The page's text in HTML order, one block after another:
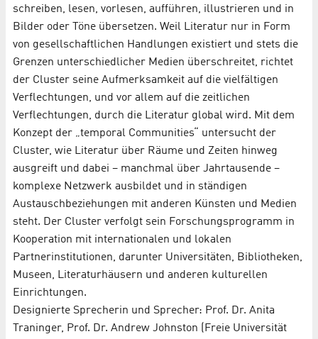
schreiben, lesen, vorlesen, aufführen, illustrieren und in
Bilder oder Töne übersetzen. Weil Literatur nur in Form
von gesellschaftlichen Handlungen existiert und stets die
Grenzen unterschiedlicher Medien überschreitet, richtet
der Cluster seine Aufmerksamkeit auf die vielfältigen
Verflechtungen, und vor allem auf die zeitlichen
Verflechtungen, durch die Literatur global wird. Mit dem
Konzept der „temporal Communities“ untersucht der
Cluster, wie Literatur über Räume und Zeiten hinweg
ausgreift und dabei – manchmal über Jahrtausende –
komplexe Netzwerk ausbildet und in ständigen
Austauschbeziehungen mit anderen Künsten und Medien
steht. Der Cluster verfolgt sein Forschungsprogramm in
Kooperation mit internationalen und lokalen
Partnerinstitutionen, darunter Universitäten, Bibliotheken,
Museen, Literaturhäusern und anderen kulturellen
Einrichtungen.
Designierte Sprecherin und Sprecher: Prof. Dr. Anita
Traninger, Prof. Dr. Andrew Johnston (Freie Universität